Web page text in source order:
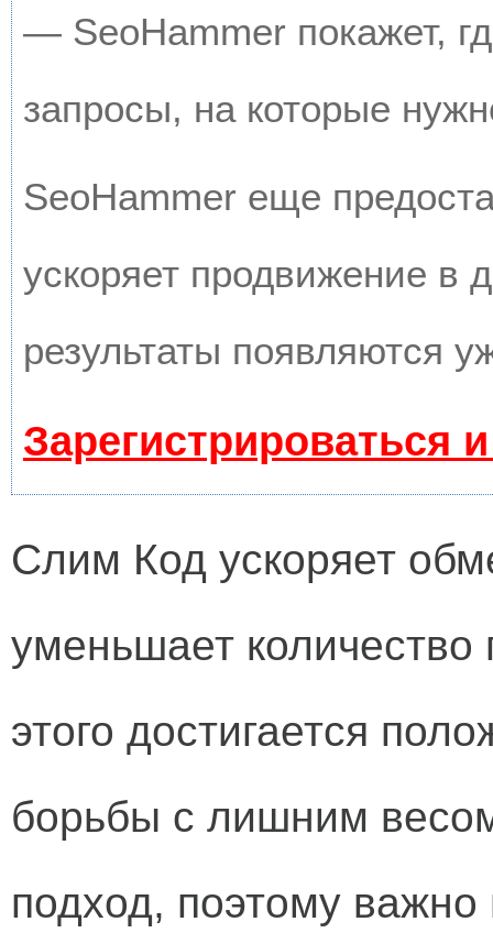
— SeoHammer покажет,
запросы, на которые
SeoHammer еще
ускоряет продвижение в
результаты появляются
Зарегистрироваться
Слим Код ускоряет
уменьшает
этого достигается
борьбы с лишним
подход, поэтому